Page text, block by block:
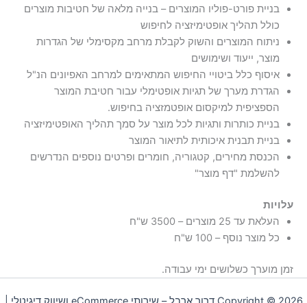
בניית פורט-פוליו המוצרים – בנייה מלאה של חטיבות מוצרים
כולל תהליך אופטימיזציה לחיפוש
ניתוח המוצרים והשוק לקבלת מרחב מקסימלי של הגדרות
מוצר, ייעוד ושימושים
איסוף כלל ביטויי החיפוש המתאימים למרחב האפיונים הנ"ל
הגדרת מערך של תגיות אופטימלי עבור חטיבת המוצר
הספציפית למיקסום אופטמזציה בחיפוש.
בניית כותרות ותגיות לכל מוצר על סמך תהליך האופטימיזציה
בניית תבנית איכותית לתיאור המוצר
הכנסת מחירים, קטגוריה, חומרים ופרטים נוספים הנדרשים
להשלמת "דף מוצר"
עלויות
העלאת עד 25 מוצרים – 3500 ש"ח
כל מוצר נוסף – 100 ש"ח
זמן מוערך כשלושים ימי עבודה.